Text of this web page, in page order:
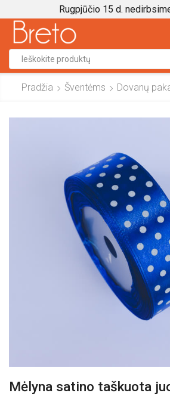
Rugpjūčio 15 d.
input
Pradžia Šventėms Dovanų
Mėlyna satino taškuota